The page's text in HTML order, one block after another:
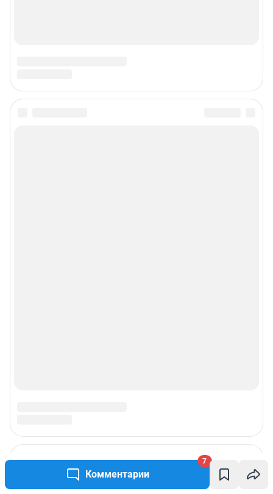
Комментарии
7
Подписаться на новости